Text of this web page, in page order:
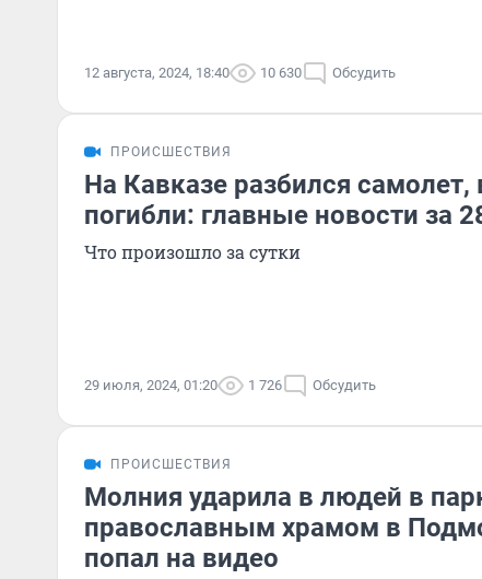
12 августа, 2024, 18:40 10 630 Обсудить
ПРОИСШЕСТВИЯ
На Кавказе разбился самолет,
погибли: главные новости за
Что произошло за сутки
29 июля, 2024, 01:20 1 726 Обсудить
ПРОИСШЕСТВИЯ
Молния ударила в людей в
православным храмом в
попал на видео